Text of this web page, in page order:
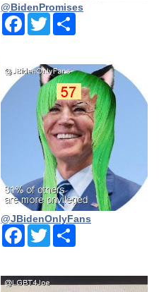
@BidenPromises
Facebook
TwitterShare
@JBidenOnlyFans
Facebook
TwitterShare